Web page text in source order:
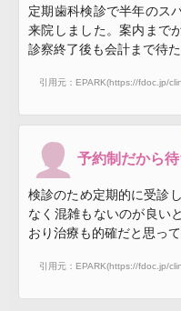
定期歯科検診で半年のス
来院しました。案内まで
診察終了後も会計まで待
引用元：EPARK(https://fdoc.jp/
予約制だから
検診のため定期的に受診
なく混雑もないのが良い
おり治療も的確だと思って
引用元：EPARK(https://fdoc.jp/